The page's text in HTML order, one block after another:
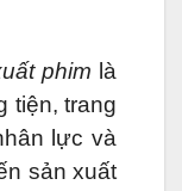
phim là
tiện, trang
lực và
sản xuất